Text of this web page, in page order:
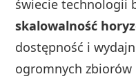
świecie technologii
skalowalność
dostępność i
ogromnych zbiorów